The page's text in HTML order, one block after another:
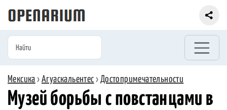
Мексика ›Агуаскальентес › Достопримечательности
Музей борьбы с повстанцами в